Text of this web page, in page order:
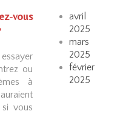
vous
ou
à
vous
avril
2025
mars
2025
février
2025